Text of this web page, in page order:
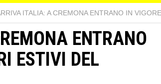
ITALIA: A CREMONA ENTRANO IN
ENTRANO
ESTIVI DEL